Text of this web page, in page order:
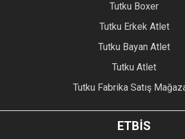
Tutku Boxer
Tutku Erkek Atlet
Tutku Bayan Atlet
Tutku Atlet
Tutku Fabrika Satış
ETBİS